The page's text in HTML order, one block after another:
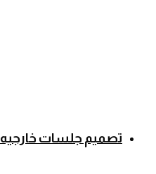
تصميم جلسات خارجيه